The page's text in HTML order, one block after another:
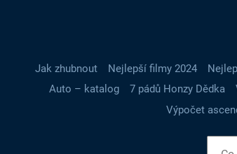
Jak zhubnout Nejlepší filmy 2024
Auto – katalog
7 pádů Honzy Dědka
Výpočet